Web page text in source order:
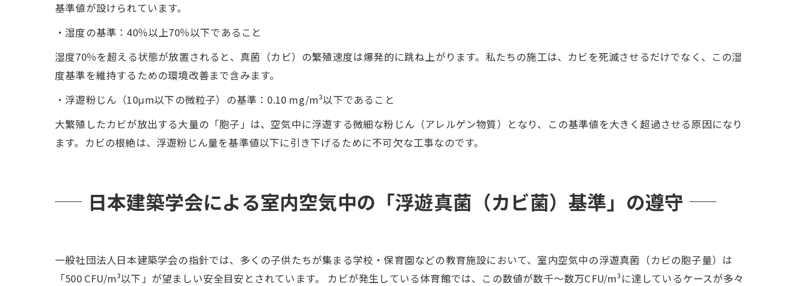
基準値が設けられています。
・湿度の基準：40％以上70％以下であること
湿度70％を超える状態が放置されると、真菌（カビ）の繁殖速度は爆発的に跳ね上がります。私たちの施工は、カビを死滅させるだけでなく、この湿
度基準を維持するための環境改善まで含みます。
・浮遊粉じん（10μm以下の微粒子）の基準：0.10 mg/m³以下であること
大繁殖したカビが放出する大量の「胞子」は、空気中に浮遊する微細な粉じん（アレルゲン物質）となり、この基準値を大きく超過させる原因になり
ます。カビの根絶は、浮遊粉じん量を基準値以下に引き下げるために不可欠な工事なのです。
日本建築学会による室内空気中の「浮遊真菌（カビ菌）基準」の遵守
一般社団法人日本建築学会の指針では、多くの子供たちが集まる学校・保育園などの教育施設において、室内空気中の浮遊真菌（カビの胞子量）は
「500 CFU/m³以下」が望ましい安全目安とされています。 カビが発生している体育館では、この数値が数千〜数万CFU/m³に達しているケースが多々